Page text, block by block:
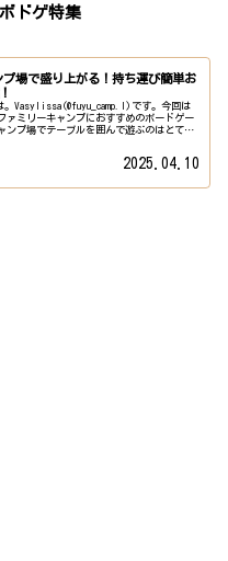
ドゲ特集
プ場で盛り上がる！持ち運び簡単お
Vasylissa(@fuyu_camp.l)です。今回は
ァミリーキャンプにおすすめのボードゲー
ンプ場でテーブルを囲んで遊ぶのはとても
2025.04.10